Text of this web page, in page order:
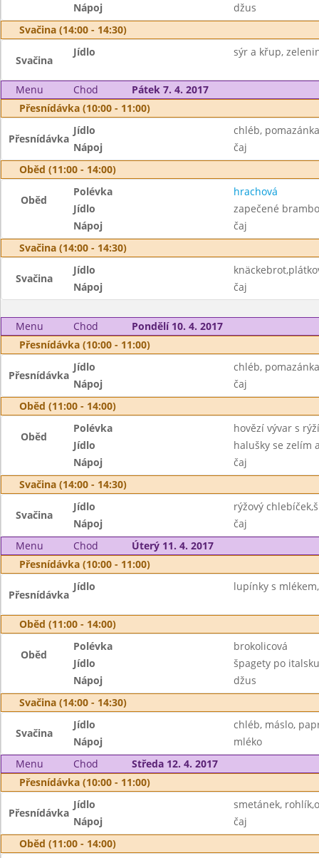
Nápoj
džus
Svačina (14:00 - 14:30)
Svačina
Jídlo sýr a křup,
Menu Chod
Pátek 7. 4. 2017
Přesnídávka (10:00 - 11:00)
Přesnídávka
Jídlo
chléb,
Nápoj
čaj
Oběd (11:00 - 14:00)
Oběd
Polévka
hrachová
Jídlo
zapečené
Nápoj
čaj
Svačina (14:00 - 14:30)
Svačina
Jídlo
Nápoj
čaj
Menu Chod
Pondělí 10. 4. 2017
Přesnídávka (10:00 - 11:00)
Přesnídávka
Jídlo
chléb,
Nápoj
čaj
Oběd (11:00 - 14:00)
Oběd
Polévka
hovězí vývar s rýží
Jídlo
halušky se zelím
Nápoj
čaj
Svačina (14:00 - 14:30)
Svačina
Jídlo
rýžový
Nápoj
čaj
Menu
Chod
Úterý 11. 4. 2017
Přesnídávka (10:00 - 11:00)
Přesnídávka
Jídlo lupínky s
Oběd (11:00 - 14:00)
Oběd
Polévka
brokolicová
Jídlo
špagety po italsku
Nápoj
džus
Svačina (14:00 - 14:30)
Svačina
Jídlo
chléb, máslo,
Nápoj
mléko
Menu
Chod
Středa 12. 4. 2017
Přesnídávka (10:00 - 11:00)
Přesnídávka
Jídlo
smetánek,
Nápoj
čaj
Oběd (11:00 - 14:00)